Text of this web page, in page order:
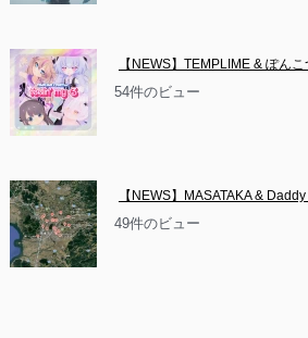
【NEWS】TEMPLIME & ぽん
54件のビュー
【NEWS】MASATAKA &
49件のビュー